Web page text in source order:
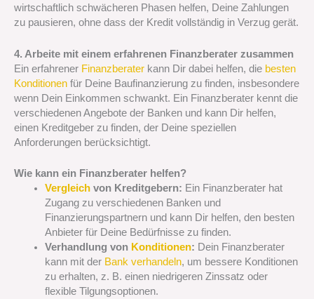
wirtschaftlich schwächeren Phasen helfen, Deine Zahlungen
zu pausieren, ohne dass der Kredit vollständig in Verzug gerät.
4. Arbeite mit einem erfahrenen Finanzberater zusammen
Ein erfahrener Finanzberater kann Dir dabei helfen, die besten
Konditionen für Deine Baufinanzierung zu finden, insbesondere
wenn Dein Einkommen schwankt. Ein Finanzberater kennt die
verschiedenen Angebote der Banken und kann Dir helfen,
einen Kreditgeber zu finden, der Deine speziellen
Anforderungen berücksichtigt.
Wie kann ein Finanzberater helfen?
Vergleichvon Kreditgebern: Ein Finanzberater hat
Zugang zu verschiedenen Banken und
Finanzierungspartnern und kann Dir helfen, den besten
Anbieter für Deine Bedürfnisse zu finden.
Verhandlung von Konditionen: Dein Finanzberater
kann mit der Bank verhandeln, um bessere Konditionen
zu erhalten, z. B. einen niedrigeren Zinssatz oder
flexible Tilgungsoptionen.